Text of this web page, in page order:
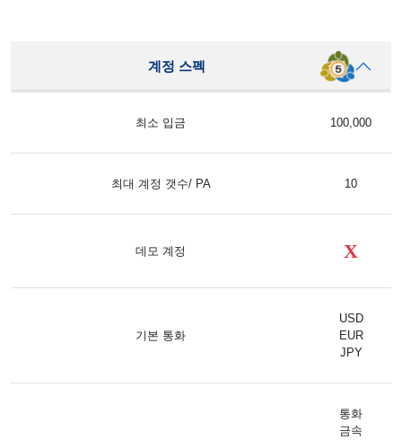
계정 스펙
최소 입금 100,000
최대 계정 갯수/ PA 10
데모 계정 X
기본 통화
USD
EUR
JPY
통화
금속